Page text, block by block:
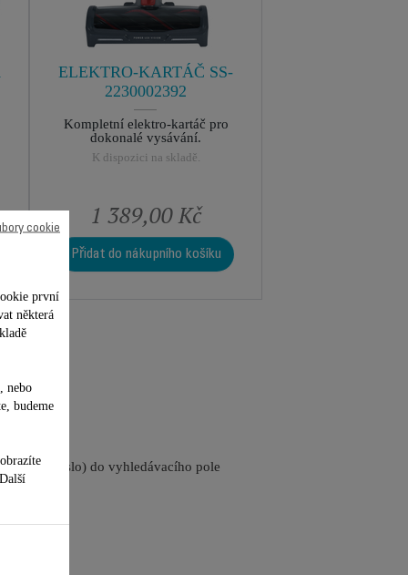
ELEKTRO-KARTÁČ SS-
2230002392
Kompletní elektro-kartáč pro
dokonalé vysávání.
K dispozici na skladě.
1 389,00 Kč
Přidat do nákupního košíku
číslo) do vyhledávacího pole
první
některá
nebo
budeme
Další
cookie